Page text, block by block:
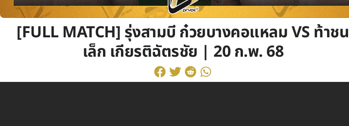
[FULL MATCH] รุ่งสามบี ก๋วยบางคอแหลม VS ท้าชน
เล็ก เกียรติฉัตรชัย | 20 ก.พ. 68